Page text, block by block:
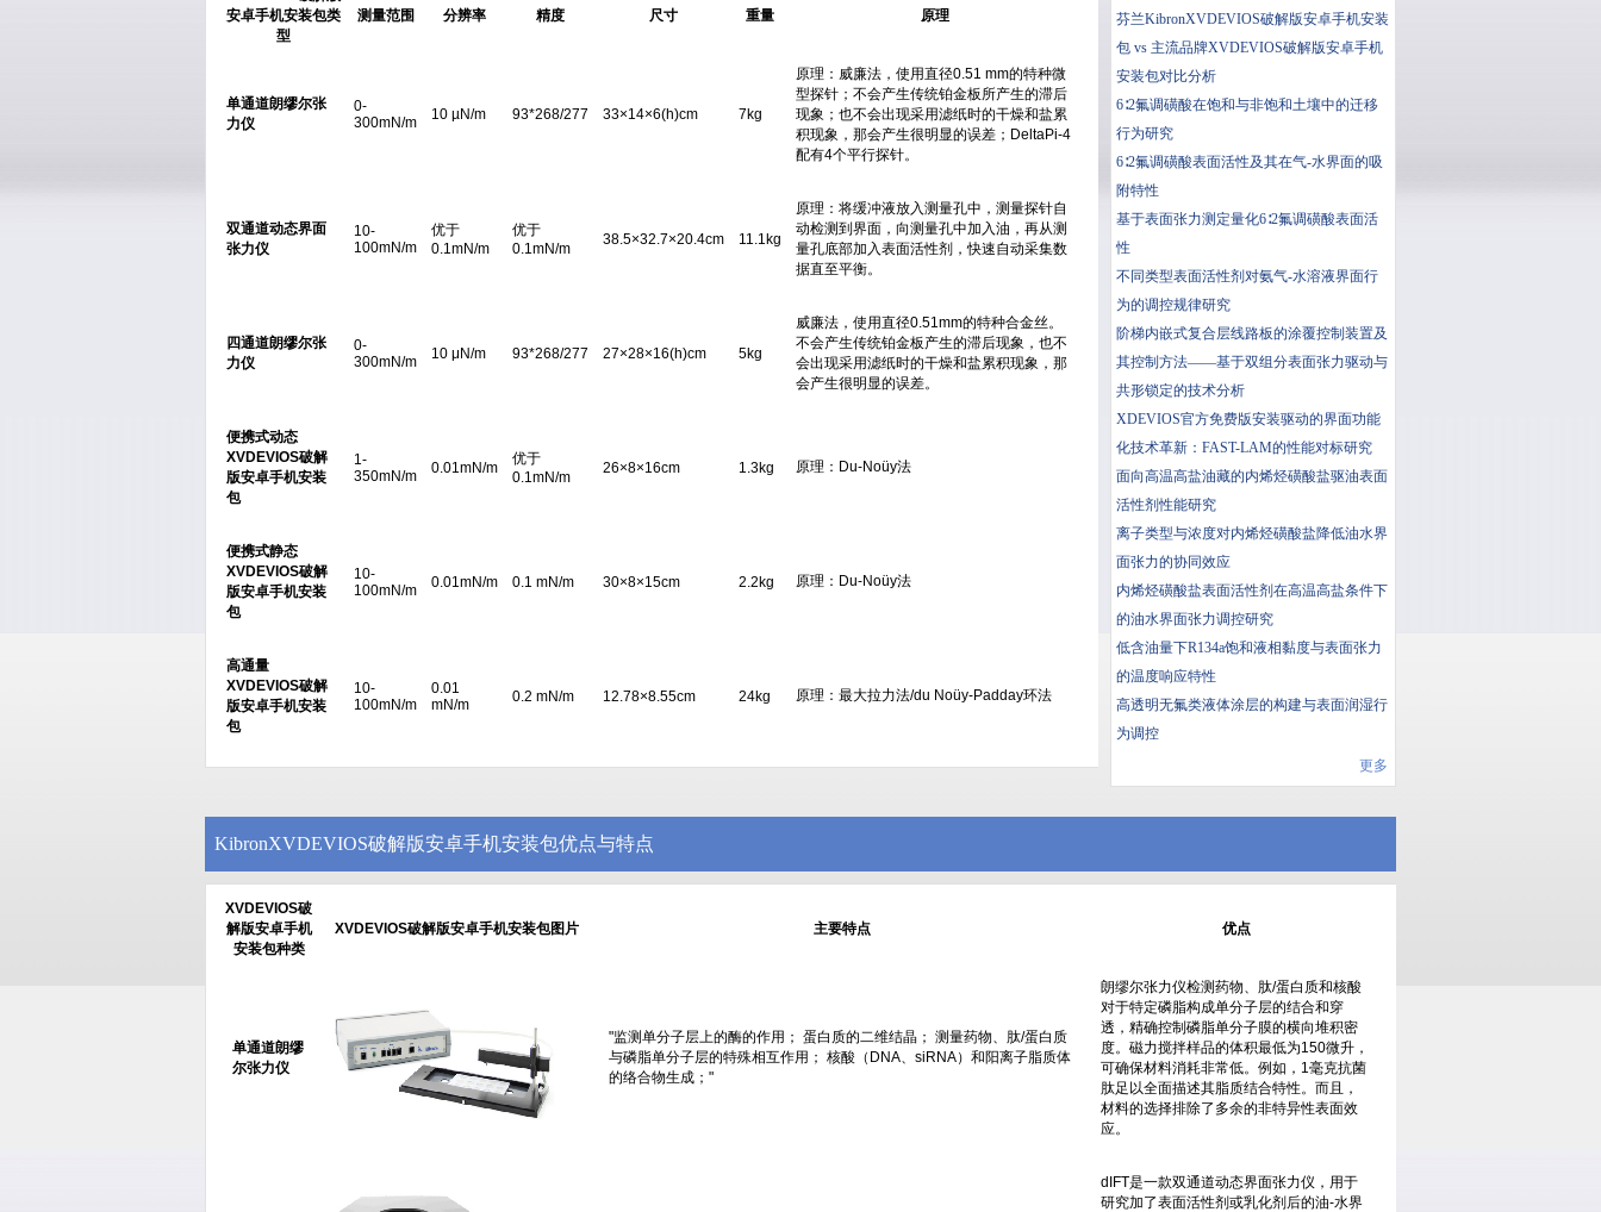
安卓手机安装包类
型
测量范围 分辨率 精度 尺寸 重量 原理
单通道朗缪尔张
力仪
0-
300mN/m
10 µN/m 93*268/277 33×14×6(h)cm 7kg
原理：威廉法，使用直径0.51 mm的特种微
型探针；不会产生传统铂金板所产生的滞后
现象；也不会出现采用滤纸时的干燥和盐累
积现象，那会产生很明显的误差；DeltaPi-4
配有4个平行探针。
双通道动态界面
张力仪
10-
100mN/m
优于
0.1mN/m
优于
0.1mN/m
38.5×32.7×20.4cm 11.1kg
原理：将缓冲液放入测量孔中，测量探针自
动检测到界面，向测量孔中加入油，再从测
量孔底部加入表面活性剂，快速自动采集数
据直至平衡。
四通道朗缪尔张
力仪
0-
300mN/m
10 μN/m 93*268/277 27×28×16(h)cm 5kg
威廉法，使用直径0.51mm的特种合金丝。
不会产生传统铂金板产生的滞后现象，也不
会出现采用滤纸时的干燥和盐累积现象，那
会产生很明显的误差。
便携式动态
XVDEVIOS破解
版安卓手机安装
包
1-
350mN/m
0.01mN/m
优于
0.1mN/m
26×8×16cm 1.3kg 原理：Du-Noüy法
便携式静态
XVDEVIOS破解
版安卓手机安装
包
10-
100mN/m
0.01mN/m 0.1 mN/m 30×8×15cm 2.2kg 原理：Du-Noüy法
高通量
XVDEVIOS破解
版安卓手机安装
包
10-
100mN/m
0.01
mN/m
0.2 mN/m 12.78×8.55cm 24kg 原理：最大拉力法/du Noüy-Padday环法
芬兰KibronXVDEVIOS破解版安卓手机安装
包 vs 主流品牌XVDEVIOS破解版安卓手机
安装包对比分析
6∶2氟调磺酸在饱和与非饱和土壤中的迁移
行为研究
6∶2氟调磺酸表面活性及其在气-水界面的吸
附特性
基于表面张力测定量化6∶2氟调磺酸表面活
性
​不同类型表面活性剂对氨气-水溶液界面行
为的调控规律研究
阶梯内嵌式复合层线路板的涂覆控制装置及
其控制方法——基于双组分表面张力驱动与
共形锁定的技术分析
XDEVIOS官方免费版安装驱动的界面功能
化技术革新：FAST-LAM的性能对标研究
面向高温高盐油藏的内烯烃磺酸盐驱油表面
活性剂性能研究
离子类型与浓度对内烯烃磺酸盐降低油水界
面张力的协同效应
内烯烃磺酸盐表面活性剂在高温高盐条件下
的油水界面张力调控研究
低含油量下R134a饱和液相黏度与表面张力
的温度响应特性
高透明无氟类液体涂层的构建与表面润湿行
为调控
更多
KibronXVDEVIOS破解版安卓手机安装包优点与特点
XVDEVIOS破
解版安卓手机
安装包种类
XVDEVIOS破解版安卓手机安装包图片 主要特点 优点
单通道朗缪
尔张力仪
"监测单分子层上的酶的作用； 蛋白质的二维结晶； 测量药物、肽/蛋白质
与磷脂单分子层的特殊相互作用； 核酸（DNA、siRNA）和阳离子脂质体
的络合物生成；"
朗缪尔张力仪检测药物、肽/蛋白质和核酸
对于特定磷脂构成单分子层的结合和穿
透，精确控制磷脂单分子膜的横向堆积密
度。磁力搅拌样品的体积最低为150微升，
可确保材料消耗非常低。例如，1毫克抗菌
肽足以全面描述其脂质结合特性。而且，
材料的选择排除了多余的非特异性表面效
应。
dIFT是一款双通道动态界面张力仪，用于
研究加了表面活性剂或乳化剂后的油-水界